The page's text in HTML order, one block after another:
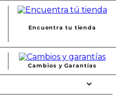
Encuentra tu tienda
Cambios y Garantías